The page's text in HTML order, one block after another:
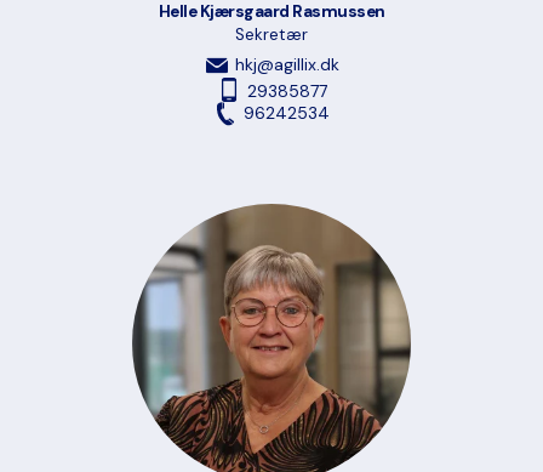
Helle Kjærsgaard Rasmussen
Sekretær
hkj@agillix.dk
29385877
96242534